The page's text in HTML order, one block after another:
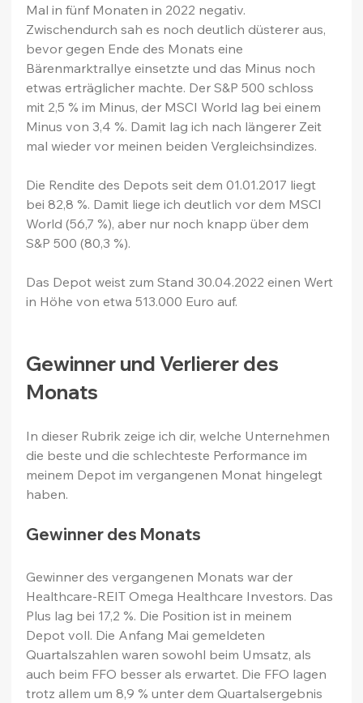
Mal in fünf Monaten in 2022 negativ.
Zwischendurch sah es noch deutlich düsterer aus,
bevor gegen Ende des Monats eine
Bärenmarktrallye einsetzte und das Minus noch
etwas erträglicher machte. Der S&P 500 schloss
mit 2,5 % im Minus, der MSCI World lag bei einem
Minus von 3,4 %. Damit lag ich nach längerer Zeit
mal wieder vor meinen beiden Vergleichsindizes.
Die Rendite des Depots seit dem 01.01.2017 liegt
bei 82,8 %. Damit liege ich deutlich vor dem MSCI
World (56,7 %), aber nur noch knapp über dem
S&P 500 (80,3 %).
Das Depot weist zum Stand 30.04.2022 einen Wert
in Höhe von etwa 513.000 Euro auf.
Gewinner und Verlierer des
Monats
In dieser Rubrik zeige ich dir, welche Unternehmen
die beste und die schlechteste Performance im
meinem Depot im vergangenen Monat hingelegt
haben.
Gewinner des Monats
Gewinner des vergangenen Monats war der
Healthcare-REIT Omega Healthcare Investors. Das
Plus lag bei 17,2 %. Die Position ist in meinem
Depot voll. Die Anfang Mai gemeldeten
Quartalszahlen waren sowohl beim Umsatz, als
auch beim FFO besser als erwartet. Die FFO lagen
trotz allem um 8,9 % unter dem Quartalsergebnis